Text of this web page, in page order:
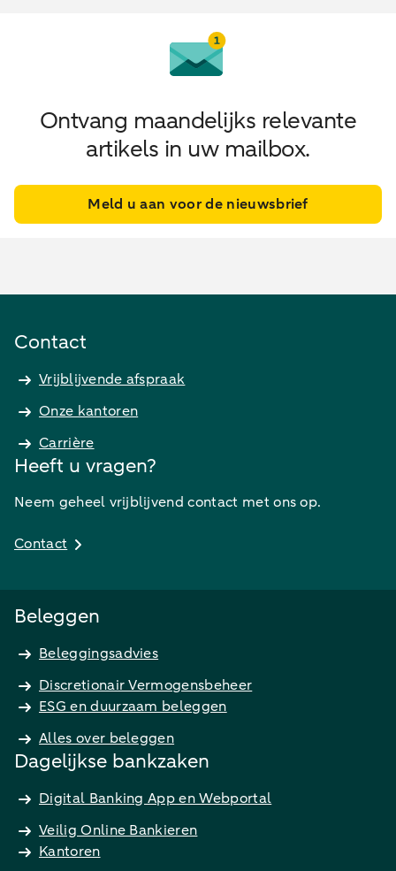
Ontvang maandelijks relevante
artikels in uw mailbox.
Meld u aan voor de nieuwsbrief
Contact
Vrijblijvende afspraak
Onze kantoren
Carrière
Heeft u vragen?
Neem geheel vrijblijvend contact met ons op.
Contact
Beleggen
Beleggingsadvies
Discretionair Vermogensbeheer
ESG en duurzaam beleggen
Alles over beleggen
Dagelijkse bankzaken
Digital Banking App en Webportal
Veilig Online Bankieren
Kantoren